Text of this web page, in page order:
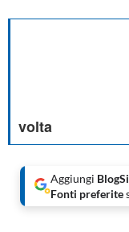
volta
Aggiungi
Fonti preferite